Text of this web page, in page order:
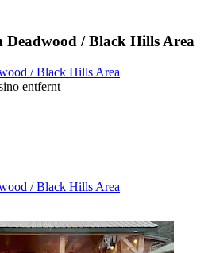
Deadwood / Black Hills Area
/ Black Hills Area
entfernt
/ Black Hills Area